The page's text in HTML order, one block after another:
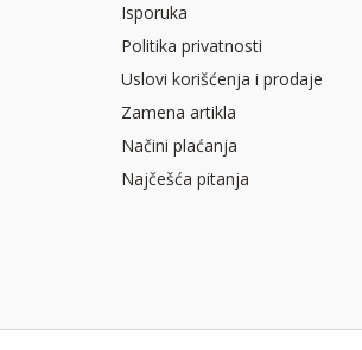
Isporuka
Politika privatnosti
Uslovi korišćenja i prodaje
Zamena artikla
Načini plaćanja
Najčešća pitanja